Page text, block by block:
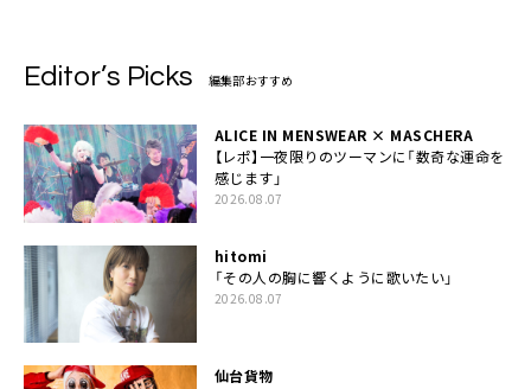
Editor’s Picks 編集部おすすめ
ALICE IN MENSWEAR × MASCHERA
【レポ】一夜限りのツーマンに「数奇な運命を
感じます」
2026.08.07
hitomi
「その人の胸に響くように歌いたい」
2026.08.07
仙台貨物